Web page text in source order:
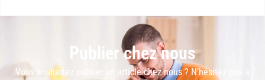
Publier chez nous
Vous souhaitez publier un article chez nous ? N’hésitez pas à